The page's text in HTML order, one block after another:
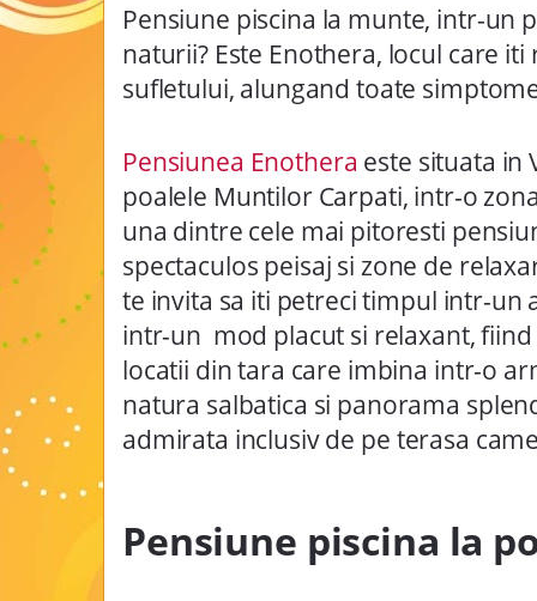
Pensiune piscina la munte, intr-un
naturii? Este Enothera, locul care
sufletului, alungand toate
Pensiunea Enothera este situata in
poalele Muntilor Carpati, intr-o
una dintre cele mai pitoresti
spectaculos peisaj si zone de
te invita sa iti petreci timpul intr-
intr-un mod placut si relaxant,
locatii din tara care imbina intr-o
natura salbatica si panorama
admirata inclusiv de pe terasa
Pensiune piscina la